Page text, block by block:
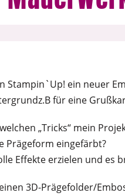
Stampin`Up! ein neuer
für eine
„Tricks“ mein
Prägeform eingefärbt?
Effekte erzielen und es
3D-Prägefolder/